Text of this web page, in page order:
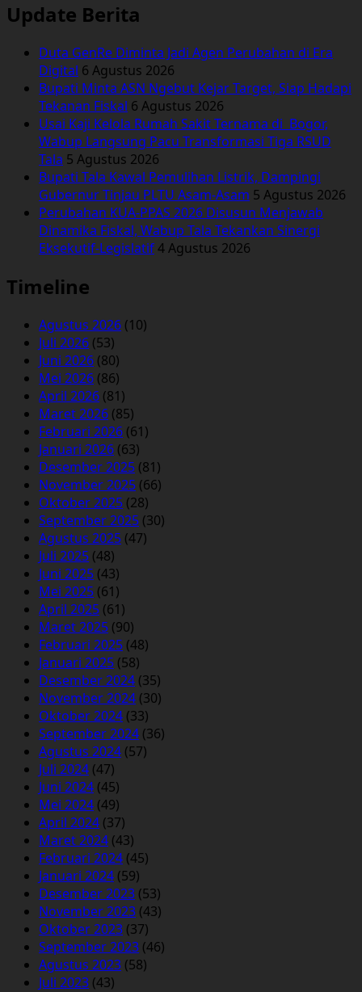
Update Berita
Duta GenRe Diminta Jadi Agen Perubahan di Era
Digital 6 Agustus 2026
Bupati Minta ASN Ngebut Kejar Target, Siap Hadapi
Tekanan Fiskal 6 Agustus 2026
Usai Kaji Kelola Rumah Sakit Ternama di Bogor,
Wabup Langsung Pacu Transformasi Tiga RSUD
Tala 5 Agustus 2026
Bupati Tala Kawal Pemulihan Listrik, Dampingi
Gubernur Tinjau PLTU Asam-Asam 5 Agustus 2026
Perubahan KUA-PPAS 2026 Disusun Menjawab
Dinamika Fiskal, Wabup Tala Tekankan Sinergi
Eksekutif-Legislatif4 Agustus 2026
Timeline
Agustus 2026 (10)
Juli 2026 (53)
Juni 2026 (80)
Mei 2026 (86)
April 2026 (81)
Maret 2026 (85)
Februari 2026 (61)
Januari 2026 (63)
Desember 2025 (81)
November 2025 (66)
Oktober 2025 (28)
September 2025 (30)
Agustus 2025 (47)
Juli 2025 (48)
Juni 2025 (43)
Mei 2025 (61)
April 2025 (61)
Maret 2025 (90)
Februari 2025 (48)
Januari 2025 (58)
Desember 2024 (35)
November 2024 (30)
Oktober 2024 (33)
September 2024 (36)
Agustus 2024 (57)
Juli 2024 (47)
Juni 2024 (45)
Mei 2024 (49)
April 2024 (37)
Maret 2024 (43)
Februari 2024 (45)
Januari 2024 (59)
Desember 2023 (53)
November 2023 (43)
Oktober 2023 (37)
September 2023 (46)
Agustus 2023 (58)
Juli 2023 (43)